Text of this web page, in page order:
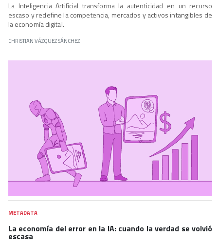
La Inteligencia Artificial transforma la autenticidad en un recurso
escaso y redefine la competencia, mercados y activos intangibles de
la economía digital.
CHRISTIAN VÁZQUEZ SÁNCHEZ
METADATA
La economía del error en la IA: cuando la verdad se volvió
escasa